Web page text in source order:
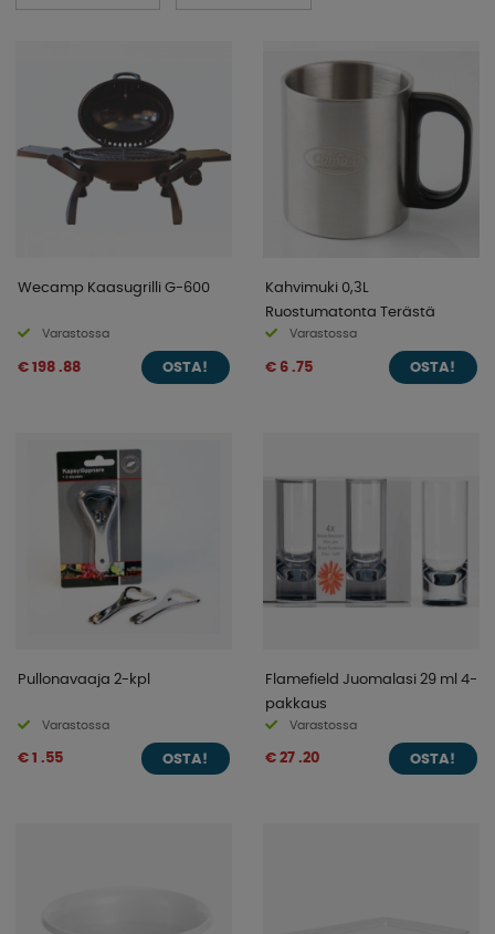
vastaavat, meillä on sinulle oikeat tuotteet. Monet
tuotteemme ovat tilan säästämiseksi kokoontaitettavia,
ne painavat vähemmän kuin vastaavat kodin tuotteet ja
kyllä, ne on puhtaasti suunniteltu lumoavaan ja
jännittävään retkeilyelämään! Katso laaja valikoimamme
täältä kategorioistamme!
Wecamp Kaasugrilli G-600
Varastossa
€ 198 .88 OSTA!
Kahvimuki 0,3L
Ruostumatonta Terästä
Varastossa
€ 6 .75 OSTA!
Pullonavaaja 2-kpl
Varastossa
€ 1 .55 OSTA!
Flamefield Juomalasi 29 ml 4-
pakkaus
Varastossa
€ 27 .20 OSTA!